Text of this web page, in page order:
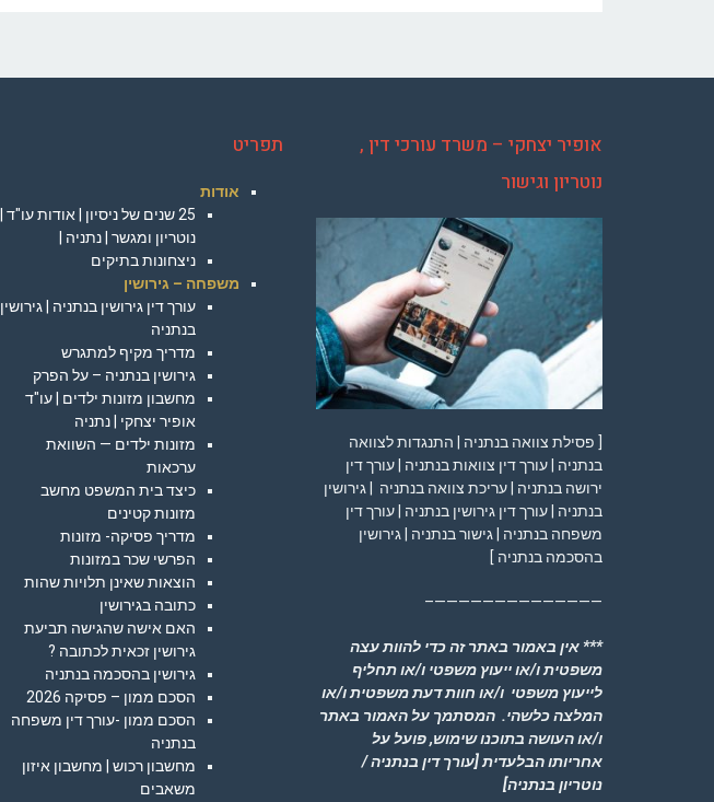
אופיר יצחקי – משרד עורכי דין ,
נוטריון וגישור
[ פסילת צוואה בנתניה | התנגדות לצוואה
בנתניה | עורך דין צוואות בנתניה | עורך דין
ירושה בנתניה | עריכת צוואה בנתניה | גירושין
בנתניה | עורך דין גירושין בנתניה | עורך דין
משפחה בנתניה | גישור בנתניה | גירושין
בהסכמה בנתניה ]
——————————————–
*** אין באמור באתר זה כדי להוות עצה
משפטית ו/או ייעוץ משפטי ו/או תחליף
לייעוץ משפטי ו/או חוות דעת משפטית ו/או
המלצה כלשהי. המסתמך על האמור באתר
ו/או העושה בתוכנו שימוש, פועל על
אחריותו הבלעדית[עורך דין בנתניה /
נוטריון בנתניה]
תפריט
אודות
25 שנים של ניסיון | אודות עו"ד |
נוטריון ומגשר | נתניה |
ניצחונות בתיקים
משפחה – גירושין
עורך דין גירושין בנתניה | גירושין
בנתניה
מדריך מקיף למתגרש
גירושין בנתניה – על הפרק
מחשבון מזונות ילדים | עו"ד
אופיר יצחקי | נתניה
מזונות ילדים — השוואת
ערכאות
כיצד בית המשפט מחשב
מזונות קטינים
מדריך פסיקה- מזונות
הפרשי שכר במזונות
הוצאות שאינן תלויות שהות
כתובה בגירושין
האם אישה שהגישה תביעת
גירושין זכאית לכתובה ?
גירושין בהסכמה בנתניה
הסכם ממון – פסיקה 2026
הסכם ממון -עורך דין משפחה
בנתניה
מחשבון רכוש | מחשבון איזון
משאבים